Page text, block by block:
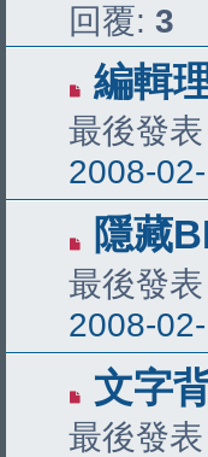
回覆: 3
編輯
最後發表
2008-
隱藏
最後發表
2008-
文字
最後發表